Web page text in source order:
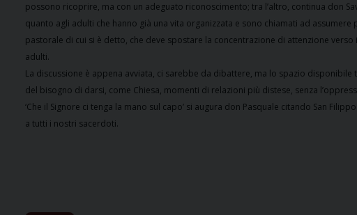
possono ricoprire, ma con un adeguato riconoscimento; tra l’altro, continua don
quanto agli adulti che hanno già una vita organizzata e sono chiamati ad
pastorale di cui si è detto, che deve spostare la concentrazione di attenzione
adulti.
La discussione è appena avviata, ci sarebbe da dibattere, ma lo spazio
del bisogno di darsi, come Chiesa, momenti di relazioni più distese, senza
‘Che il Signore ci tenga la mano sul capo’ si augura don Pasquale citando San
a tutti i nostri sacerdoti.